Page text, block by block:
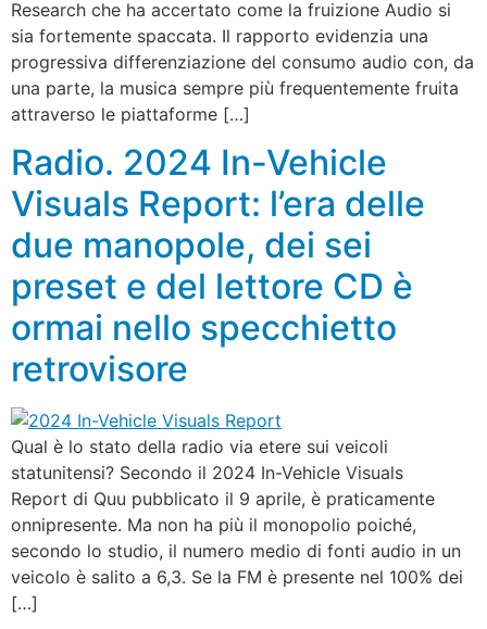
Research che ha accertato come la fruizione Audio si
sia fortemente spaccata. Il rapporto evidenzia una
progressiva differenziazione del consumo audio con, da
una parte, la musica sempre più frequentemente fruita
attraverso le piattaforme […]
Radio. 2024 In-Vehicle
Visuals Report: l’era delle
due manopole, dei sei
preset e del lettore CD è
ormai nello specchietto
retrovisore
Qual è lo stato della radio via etere sui veicoli
statunitensi? Secondo il 2024 In-Vehicle Visuals
Report di Quu pubblicato il 9 aprile, è praticamente
onnipresente. Ma non ha più il monopolio poiché,
secondo lo studio, il numero medio di fonti audio in un
veicolo è salito a 6,3. Se la FM è presente nel 100% dei
[…]